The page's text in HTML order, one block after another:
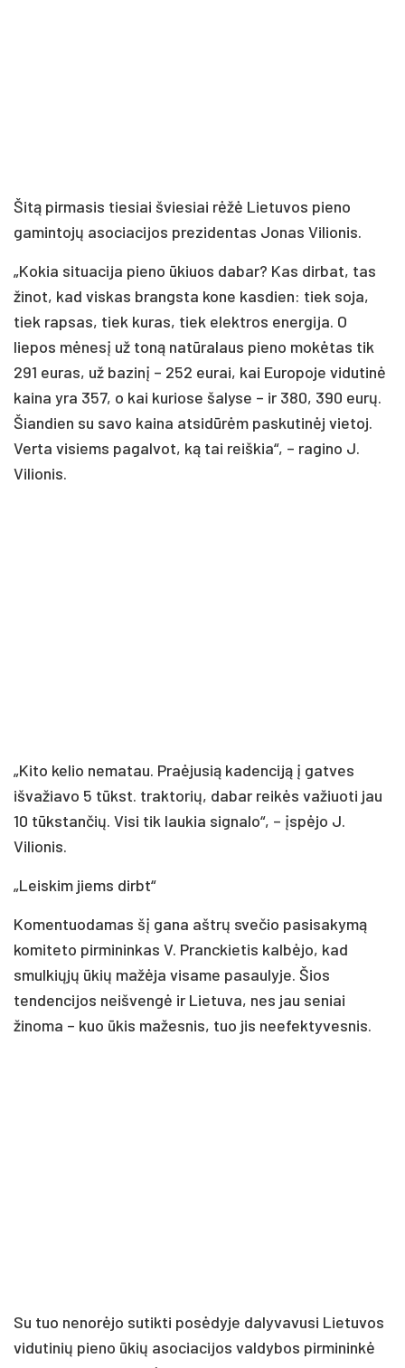
Šitą pirmasis tiesiai šviesiai rėžė Lietuvos pieno
gamintojų asociacijos prezidentas Jonas Vilionis.
„Kokia situacija pieno ūkiuos dabar? Kas dirbat, tas
žinot, kad viskas brangsta kone kasdien: tiek soja,
tiek rapsas, tiek kuras, tiek elektros energija. O
liepos mėnesį už toną natūralaus pieno mokėtas tik
291 euras, už bazinį – 252 eurai, kai Europoje vidutinė
kaina yra 357, o kai kuriose šalyse – ir 380, 390 eurų.
Šiandien su savo kaina atsidūrėm paskutinėj vietoj.
Verta visiems pagalvot, ką tai reiškia“, – ragino J.
Vilionis.
„Kito kelio nematau. Praėjusią kadenciją į gatves
išvažiavo 5 tūkst. traktorių, dabar reikės važiuoti jau
10 tūkstančių. Visi tik laukia signalo“, – įspėjo J.
Vilionis.
„Leiskim jiems dirbt“
Komentuodamas šį gana aštrų svečio pasisakymą
komiteto pirmininkas V. Pranckietis kalbėjo, kad
smulkiųjų ūkių mažėja visame pasaulyje. Šios
tendencijos neišvengė ir Lietuva, nes jau seniai
žinoma – kuo ūkis mažesnis, tuo jis neefektyvesnis.
Su tuo nenorėjo sutikti posėdyje dalyvavusi Lietuvos
vidutinių pieno ūkių asociacijos valdybos pirmininkė